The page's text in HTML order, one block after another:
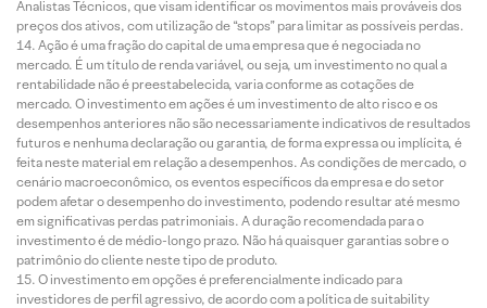
Analistas Técnicos, que visam identificar os movimentos mais prováveis dos
preços dos ativos, com utilização de “stops” para limitar as possíveis perdas.
Ação é uma fração do capital de uma empresa que é negociada no
mercado. É um título de renda variável, ou seja, um investimento no qual a
rentabilidade não é preestabelecida, varia conforme as cotações de
mercado. O investimento em ações é um investimento de alto risco e os
desempenhos anteriores não são necessariamente indicativos de resultados
futuros e nenhuma declaração ou garantia, de forma expressa ou implícita, é
feita neste material em relação a desempenhos. As condições de mercado, o
cenário macroeconômico, os eventos específicos da empresa e do setor
podem afetar o desempenho do investimento, podendo resultar até mesmo
em significativas perdas patrimoniais. A duração recomendada para o
investimento é de médio-longo prazo. Não há quaisquer garantias sobre o
patrimônio do cliente neste tipo de produto.
O investimento em opções é preferencialmente indicado para
investidores de perfil agressivo, de acordo com a política de suitability